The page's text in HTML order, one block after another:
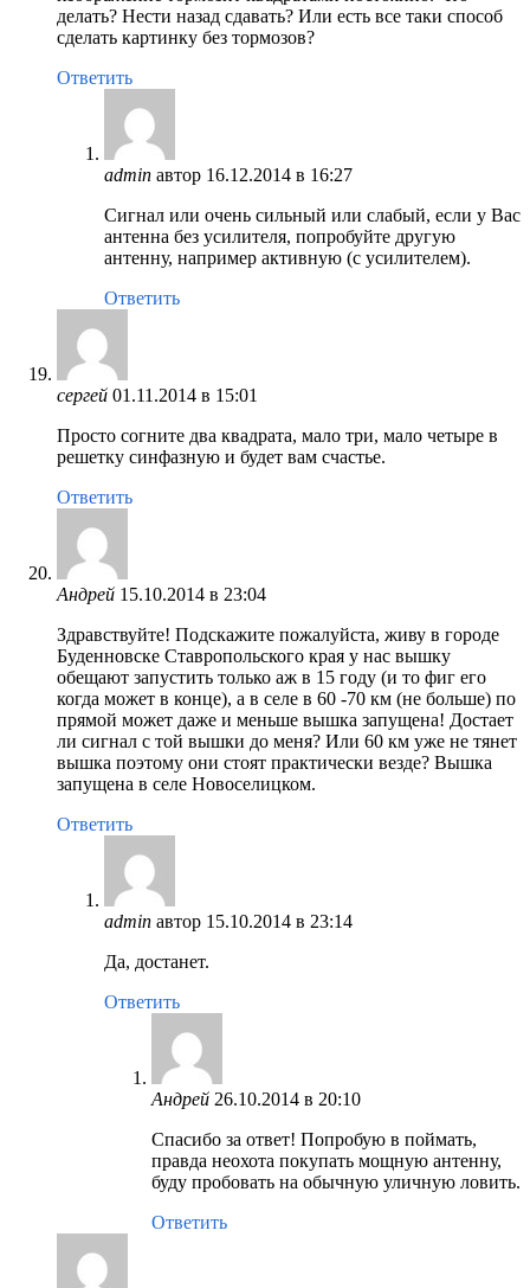
делать? Нести назад сдавать? Или есть все таки способ
сделать картинку без тормозов?
Ответить
admin автор 16.12.2014 в 16:27
Сигнал или очень сильный или слабый, если у Вас
антенна без усилителя, попробуйте другую
антенну, например активную (с усилителем).
Ответить
сергей 01.11.2014 в 15:01
Просто согните два квадрата, мало три, мало четыре в
решетку синфазную и будет вам счастье.
Ответить
Андрей 15.10.2014 в 23:04
Здравствуйте! Подскажите пожалуйста, живу в городе
Буденновске Ставропольского края у нас вышку
обещают запустить только аж в 15 году (и то фиг его
когда может в конце), а в селе в 60 -70 км (не больше) по
прямой может даже и меньше вышка запущена! Достает
ли сигнал с той вышки до меня? Или 60 км уже не тянет
вышка поэтому они стоят практически везде? Вышка
запущена в селе Новоселицком.
Ответить
admin автор 15.10.2014 в 23:14
Да, достанет.
Ответить
Андрей 26.10.2014 в 20:10
Спасибо за ответ! Попробую в поймать,
правда неохота покупать мощную антенну,
буду пробовать на обычную уличную ловить.
Ответить